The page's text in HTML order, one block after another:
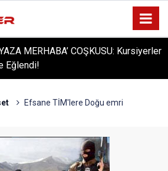
MERHABA’ COŞKUSU: Kursiyerler
Eğlendi!
Efsane TİM'lere Doğu emri